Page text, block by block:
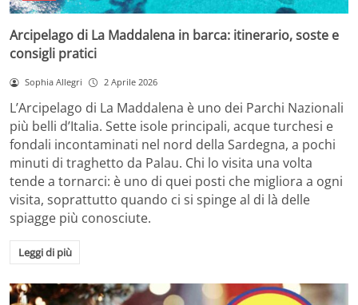
Arcipelago di La Maddalena in barca: itinerario, soste e
consigli pratici
Sophia Allegri 2 Aprile 2026
L’Arcipelago di La Maddalena è uno dei Parchi Nazionali
più belli d’Italia. Sette isole principali, acque turchesi e
fondali incontaminati nel nord della Sardegna, a pochi
minuti di traghetto da Palau. Chi lo visita una volta
tende a tornarci: è uno di quei posti che migliora a ogni
visita, soprattutto quando ci si spinge al di là delle
spiagge più conosciute.
Leggi di più